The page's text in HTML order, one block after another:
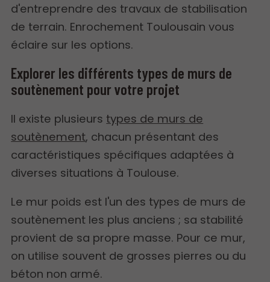
d'entreprendre des travaux de stabilisation
de terrain. Enrochement Toulousain vous
éclaire sur les options.
Explorer les différents types de murs de
soutènement pour votre projet
Il existe plusieurs types de murs de
soutènement, chacun présentant des
caractéristiques spécifiques adaptées à
diverses situations à Toulouse.
Le mur poids est l'un des types de murs de
soutènement les plus anciens ; sa stabilité
provient de sa propre masse. Pour ce mur,
on utilise souvent de grosses pierres ou du
béton non armé.